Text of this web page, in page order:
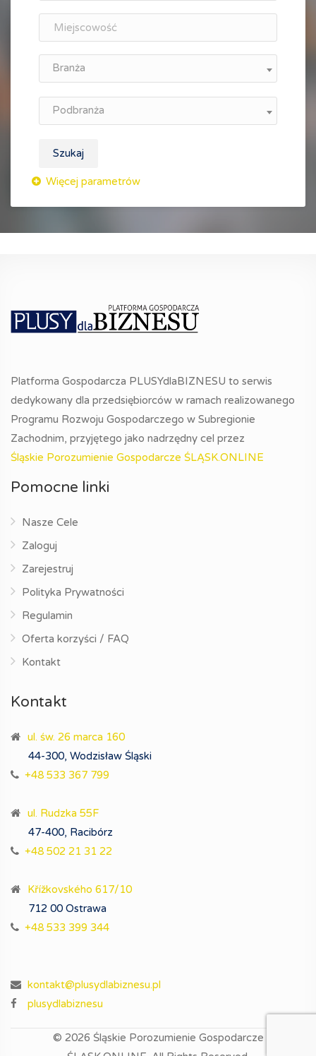
Branża
Podbranża
Szukaj
Platforma Gospodarcza PLUSYdlaBIZNESU to serwis
dedykowany dla przedsiębiorców w ramach realizowanego
Programu Rozwoju Gospodarczego w Subregionie
Zachodnim, przyjętego jako nadrzędny cel przez
Śląskie Porozumienie Gospodarcze ŚLĄSK.ONLINE
Pomocne linki
Nasze Cele
Zaloguj
Zarejestruj
Polityka Prywatności
Regulamin
Oferta korzyści / FAQ
Kontakt
Kontakt
ul. św. 26 marca 160
44-300, Wodzisław Śląski
+48 533 367 799
ul. Rudzka 55F
47-400, Racibórz
+48 502 21 31 22
Křížkovského 617/10
712 00 Ostrawa
+48 533 399 344
kontakt@plusydlabiznesu.pl
plusydlabiznesu
© 2026 Śląskie Porozumienie Gospodarcze